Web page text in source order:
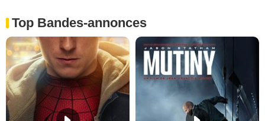
Top Bandes-annonces